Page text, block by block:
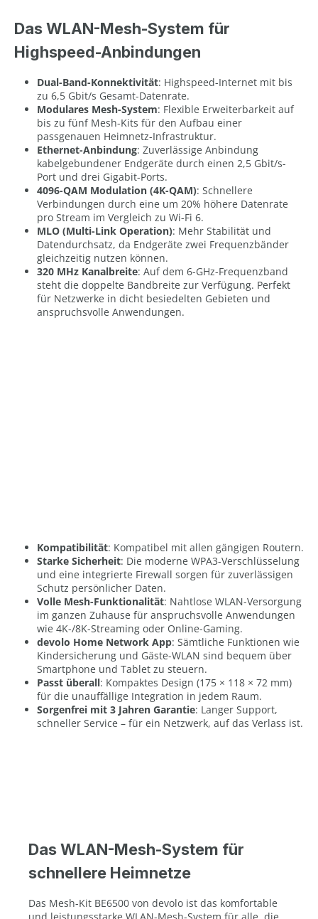
Das WLAN-Mesh-System für
Highspeed-Anbindungen
Dual-Band-Konnektivität: Highspeed-Internet mit bis
zu 6,5 Gbit/s Gesamt-Datenrate.
Modulares Mesh-System: Flexible Erweiterbarkeit auf
bis zu fünf Mesh-Kits für den Aufbau einer
passgenauen Heimnetz-Infrastruktur.
Ethernet-Anbindung: Zuverlässige Anbindung
kabelgebundener Endgeräte durch einen 2,5 Gbit/s-
Port und drei Gigabit-Ports.
4096-QAM Modulation (4K-QAM): Schnellere
Verbindungen durch eine um 20% höhere Datenrate
pro Stream im Vergleich zu Wi-Fi 6.
MLO (Multi-Link Operation): Mehr Stabilität und
Datendurchsatz, da Endgeräte zwei Frequenzbänder
gleichzeitig nutzen können.
320 MHz Kanalbreite: Auf dem 6-GHz-Frequenzband
steht die doppelte Bandbreite zur Verfügung. Perfekt
für Netzwerke in dicht besiedelten Gebieten und
anspruchsvolle Anwendungen.
Kompatibilität: Kompatibel mit allen gängigen Routern.
Starke Sicherheit: Die moderne WPA3-Verschlüsselung
und eine integrierte Firewall sorgen für zuverlässigen
Schutz persönlicher Daten.
Volle Mesh-Funktionalität: Nahtlose WLAN-Versorgung
im ganzen Zuhause für anspruchsvolle Anwendungen
wie 4K-/8K-Streaming oder Online-Gaming.
devolo Home Network App: Sämtliche Funktionen wie
Kindersicherung und Gäste-WLAN sind bequem über
Smartphone und Tablet zu steuern.
Passt überall: Kompaktes Design (175 × 118 × 72 mm)
für die unauffällige Integration in jedem Raum.
Sorgenfrei mit 3 Jahren Garantie: Langer Support,
schneller Service – für ein Netzwerk, auf das Verlass ist.
Das WLAN-Mesh-System für
schnellere Heimnetze
Das Mesh-Kit BE6500 von devolo ist das komfortable